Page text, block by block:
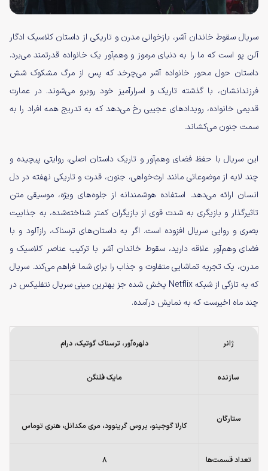
سریال سقوط خاندان آشر، بازخوانی مدرن و تاریکی از داستان کلاسیک ادگار
آلن پو است که ما را به دنیای مرموز و وهم‌آور یک خانواده قدرتمند می‌برد.
داستان حول محور خانواده آشر می‌چرخد که پس از مرگ مشکوک شش
فرزندانشان، با گذشته تاریک و اسرارآمیز خود روبرو می‌شوند. در عمارت
قدیمی خانواده، رویدادهای عجیبی رخ می‌دهد که به تدریج همه افراد را به
سمت جنون می‌کشاند.
این سریال با حفظ فضای وهم‌آور و تاریک داستان اصلی، روایتی پیچیده و
چند لایه از موضوعاتی مانند ارث‌خواهی، جنون، قدرت و تاریکی نهفته در دل
انسان ارائه می‌دهد. استفاده هوشمندانه از جلوه‌های ویژه، موسیقی متن
تاثیرگذار و بازیگری به شدت قوی از بازیگران کمتر شناخته‌شده، به جذابیت
بصری و روایی سریال افزوده است. اگر به داستان‌های ترسناک، رازآلود و با
فضای وهم‌آور علاقه دارید، سقوط خاندان آشر با ترکیب عناصر کلاسیک و
مدرن، یک تجربه تماشایی متفاوت و جذاب را برای شما فراهم می‌کند. سریال
که به تازگی از شبکه Netflix پخش شده جز بهترین مینی سریال نتفلیکس در
چند ماه اخیرست که به نمایش درآمده.
ژانر دلهره‌آور، ترسناک گوتیک، درام
سازنده مایک فلنگن
ستارگان
کارلا گوجینو، بروس گرینوود، مری مکدانل، هنری توماس
تعداد قسمت‌ها ۸